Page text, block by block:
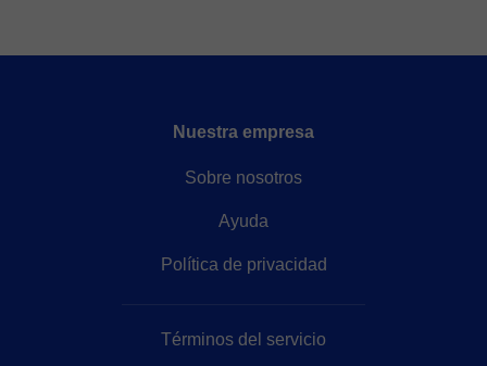
Nuestra empresa
Sobre nosotros
Ayuda
Política de privacidad
Términos del servicio